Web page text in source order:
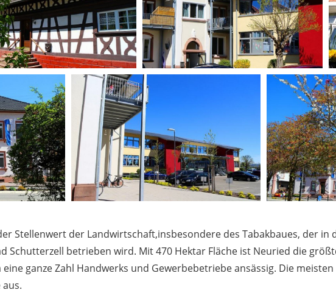
Stellenwert der Landwirtschaft,insbesondere des Tabakbaues, der in
Schutterzell betrieben wird. Mit 470 Hektar Fläche ist Neuried die
eine ganze Zahl Handwerks und Gewerbebetriebe ansässig. Die